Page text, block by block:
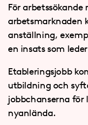
För
arbetsmarknaden
anställning,
en insats som
Etableringsjobb
utbildning och
jobbchanserna för
nyanlända.